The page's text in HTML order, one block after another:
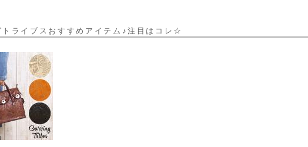
トライブスおすすめアイテム♪注目はコレ☆